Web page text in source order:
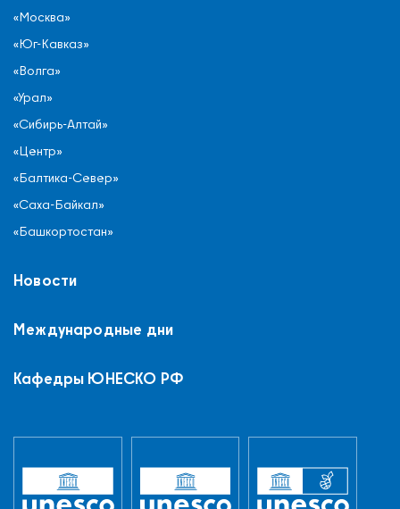
«Москва»
«Юг-Кавказ»
«Волга»
«Урал»
«Сибирь-Алтай»
«Центр»
«Балтика-Север»
«Саха-Байкал»
«Башкортостан»
Новости
Международные дни
Кафедры ЮНЕСКО РФ